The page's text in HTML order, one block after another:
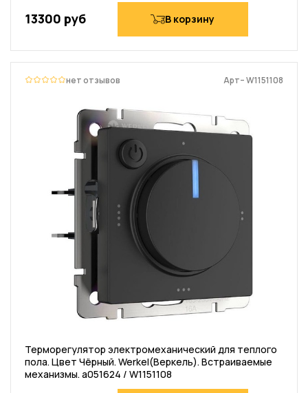
13300 руб В корзину
нет отзывов Арт– W1151108
Терморегулятор электромеханический для теплого
пола. Цвет Чёрный. Werkel(Веркель). Встраиваемые
механизмы. a051624 / W1151108